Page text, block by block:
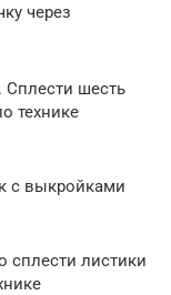
через
Сплести шесть
технике
с выкройками
сплести листики